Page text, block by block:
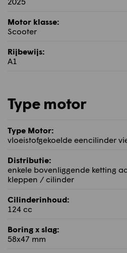
Motor klasse:
Scooter
Rijbewijs:
A1
Type motor
Type Motor:
vloeistofgekoelde eencilinder
Distributie:
enkele bovenliggende ketting
kleppen / cilinder
Cilinderinhoud:
124 cc
Boring x slag:
58x47 mm